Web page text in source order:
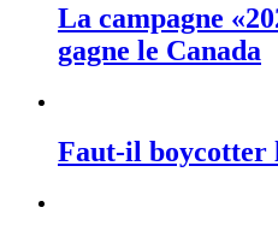
La campagne
gagne le Canada
Faut-il boycotter